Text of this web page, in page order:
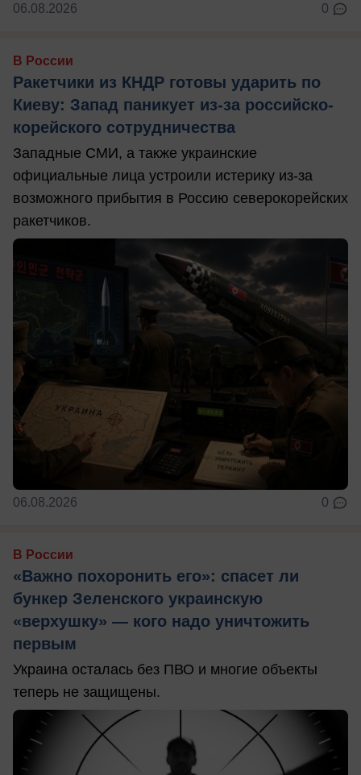
06.08.2026 0
В России
Ракетчики из КНДР готовы ударить по
Киеву: Запад паникует из-за российско-
корейского сотрудничества
Западные СМИ, а также украинские
официальные лица устроили истерику из-за
возможного прибытия в Россию северокорейских
ракетчиков.
06.08.2026 0
В России
«Важно похоронить его»: спасет ли
бункер Зеленского украинскую
«верхушку» — кого надо уничтожить
первым
Украина осталась без ПВО и многие объекты
теперь не защищены.